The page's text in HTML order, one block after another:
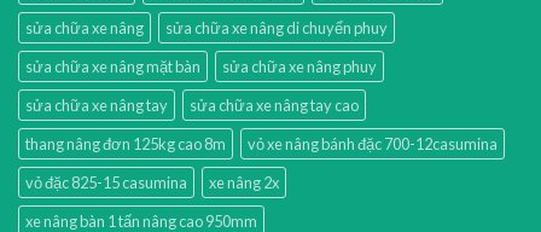
sửa chữa xe nâng
sửa chữa xe nâng di chuyển phuy
sửa chữa xe nâng mặt bàn
sửa chữa xe nâng phuy
sửa chữa xe nâng tay
sửa chữa xe nâng tay cao
thang nâng đơn 125kg cao 8m
vỏ xe nâng bánh đặc 700-12casumina
vỏ đặc 825-15 casumina
xe nâng 2x
xe nâng bàn 1 tấn nâng cao 950mm